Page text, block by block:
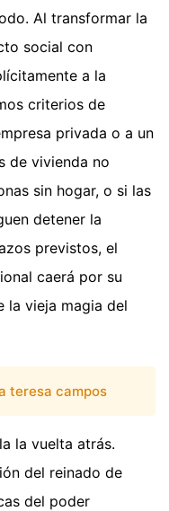
Al transformar la
social con
a la
criterios de
privada o a un
de vivienda no
sin hogar, o si las
detener la
previstos, el
caerá por su
la vieja magia del
teresa campos
la vuelta atrás.
del reinado de
del poder